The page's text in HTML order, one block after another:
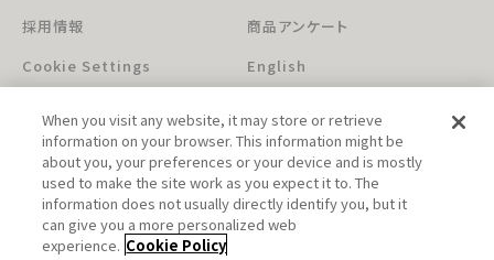
採用情報
商品アンケート
Cookie Settings
English
このホームページに掲載されている著作物の無断利用を禁じます。
When you visit any website, it may store or retrieve
information on your browser. This information might be
about you, your preferences or your device and is mostly
used to make the site work as you expect it to. The
information does not usually directly identify you, but it
can give you a more personalized web
experience. Cookie Policy